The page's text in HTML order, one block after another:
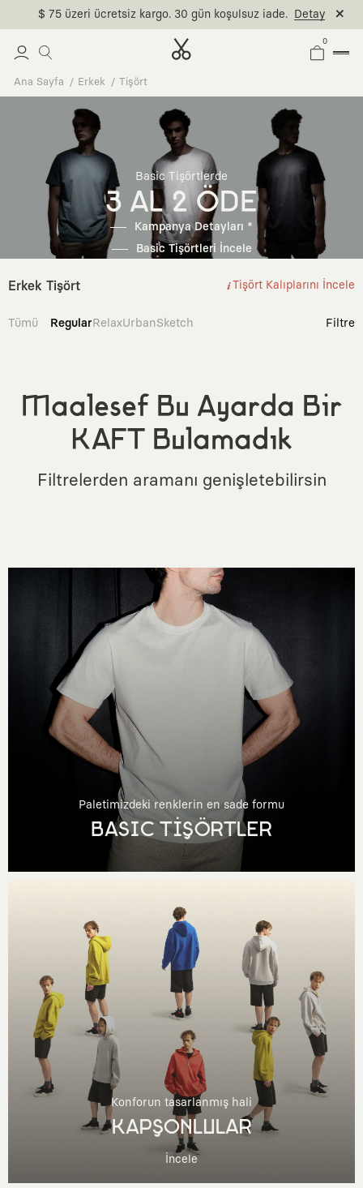
$ 75 üzeri ücretsiz kargo. 30 gün koşulsuz iade. Detay
0
Ana Sayfa Erkek Tişört
Basic Tişörtlerde
3 AL 2 ÖDE
Kampanya Detayları *
Basic Tişörtleri İncele
Erkek Tişört Tişört Kalıplarını İncele
Tümü RegularRelaxUrbanSketch Filtre
Maalesef Bu Ayarda Bir
KAFT Bulamadık
Filtrelerden aramanı genişletebilirsin
Paletimizdeki renklerin en sade formu
BASIC TİŞÖRTLER
Konforun tasarlanmış hali
KAPŞONLULAR
İncele